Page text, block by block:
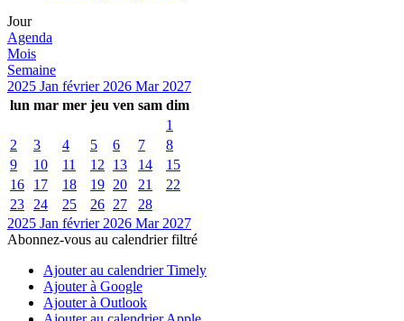
Jour
Agenda
Mois
Semaine
2025 Jan février 2026 Mar 2027
lun mar mer jeu ven sam dim
1
2
3 4 5 6 7
8
9
10 11 12 13 14
15
16
17 18 19 20 21
22
23
24 25 26 27
28
2025 Jan février 2026 Mar 2027
Abonnez-vous au calendrier filtré
Ajouter au calendrier Timely
Ajouter à Google
Ajouter à Outlook